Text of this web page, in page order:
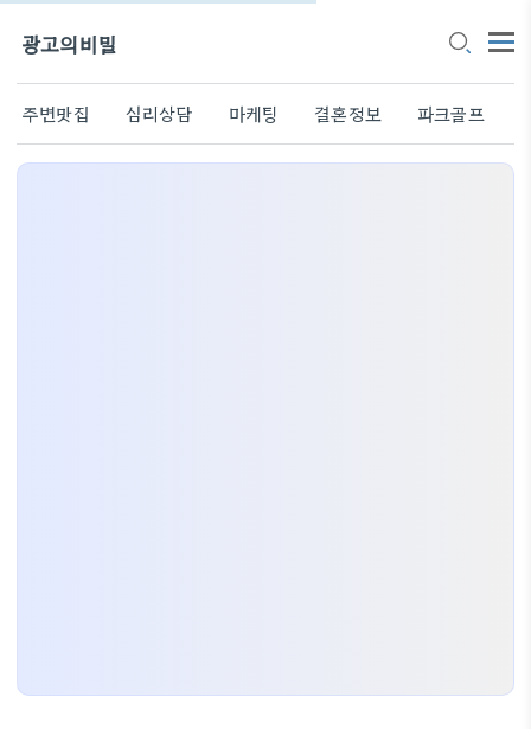
광고의비밀
주변맛집 심리상담 마케팅 결혼정보 파크골프